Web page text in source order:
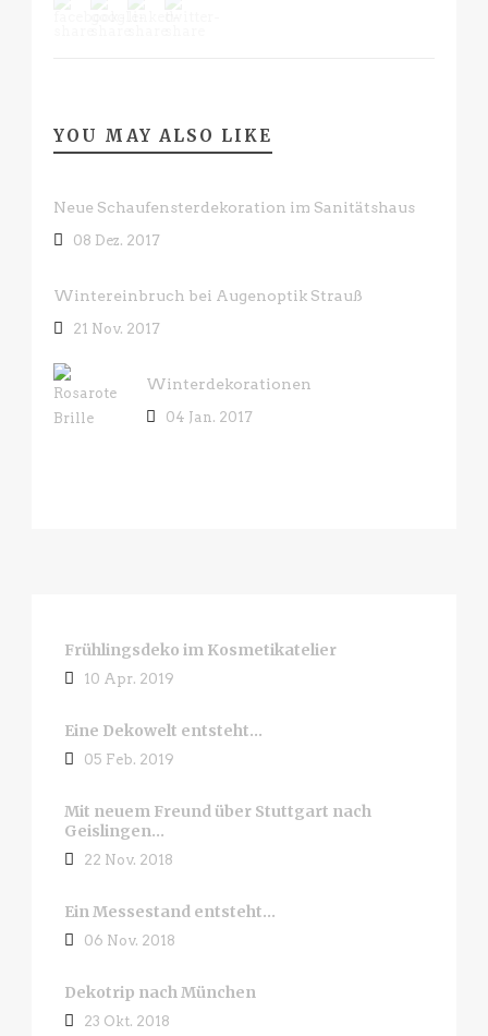
YOU MAY ALSO LIKE
Neue Schaufensterdekoration im Sanitätshaus
08 Dez. 2017
Wintereinbruch bei Augenoptik Strauß
21 Nov. 2017
Winterdekorationen
04 Jan. 2017
Frühlingsdeko im Kosmetikatelier
10 Apr. 2019
Eine Dekowelt entsteht…
05 Feb. 2019
Mit neuem Freund über Stuttgart nach
Geislingen…
22 Nov. 2018
Ein Messestand entsteht…
06 Nov. 2018
Dekotrip nach München
23 Okt. 2018